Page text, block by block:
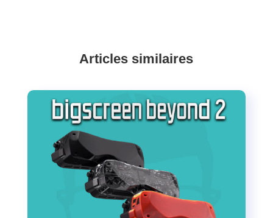
Articles similaires